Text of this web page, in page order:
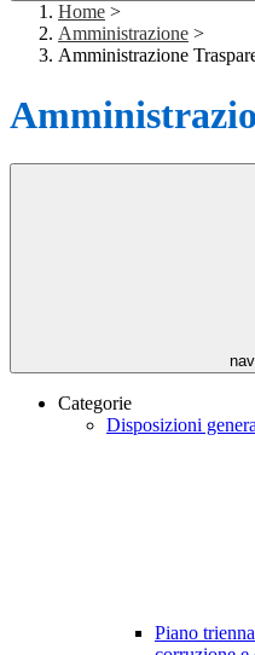
Home >
Amministrazione >
Amministrazione
Categorie
Disposizioni
Piano